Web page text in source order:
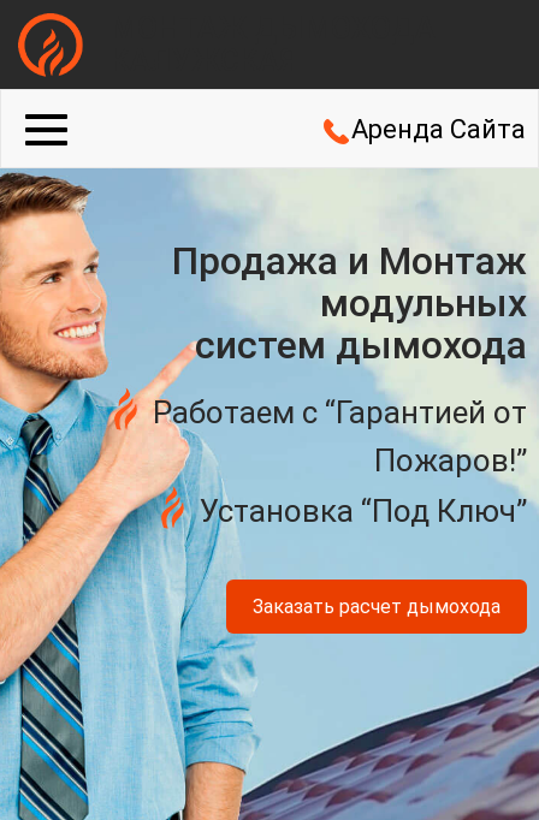
Аренда Сайта
Продажа и Монтаж
модульных
систем дымохода
Работаем с “Гарантией от
Пожаров!”
Установка “Под Ключ”
Заказать расчет дымохода